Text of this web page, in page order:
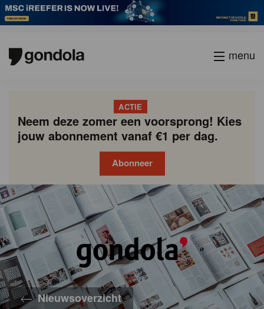
menu
ACTIE
Neem deze zomer een voorsprong! Kies
jouw abonnement vanaf €1 per dag.
Abonneer
Nieuwsoverzicht
Gondola
academy
Gondola
society